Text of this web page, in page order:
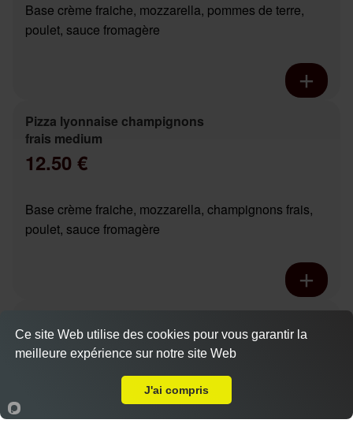
Base crème fraiche, mozzarella, pommes de terre,
poulet, sauce fromagère
Pizza lyonnaise champignons
frais medium
12.50 €
Base crème fraiche, mozzarella, champignons frais,
poulet, sauce fromagère
crème medium
12.90 €
Base crème fraiche, mozzarella, poivrons marinés,
Accueil Panier Compte
Actuellement fermé
Ce site Web utilise des cookies pour vous garantir la
meilleure expérience sur notre site Web
J'ai compris